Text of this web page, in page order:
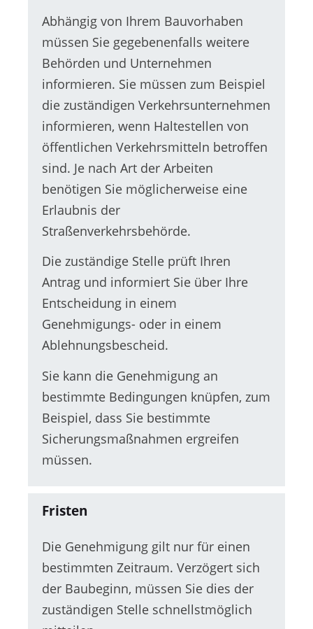
Abhängig von Ihrem Bauvorhaben
müssen Sie gegebenenfalls weitere
Behörden und Unternehmen
informieren. Sie müssen zum Beispiel
die zuständigen Verkehrsunternehmen
informieren, wenn Haltestellen von
öffentlichen Verkehrsmitteln betroffen
sind. Je nach Art der Arbeiten
benötigen Sie möglicherweise eine
Erlaubnis der
Straßenverkehrsbehörde.
Die zuständige Stelle prüft Ihren
Antrag und informiert Sie über Ihre
Entscheidung in einem
Genehmigungs- oder in einem
Ablehnungsbescheid.
Sie kann die Genehmigung an
bestimmte Bedingungen knüpfen, zum
Beispiel, dass Sie bestimmte
Sicherungsmaßnahmen ergreifen
müssen.
Fristen
Die Genehmigung gilt nur für einen
bestimmten Zeitraum. Verzögert sich
der Baubeginn, müssen Sie dies der
zuständigen Stelle schnellstmöglich